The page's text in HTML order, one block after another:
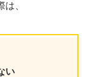
、
い